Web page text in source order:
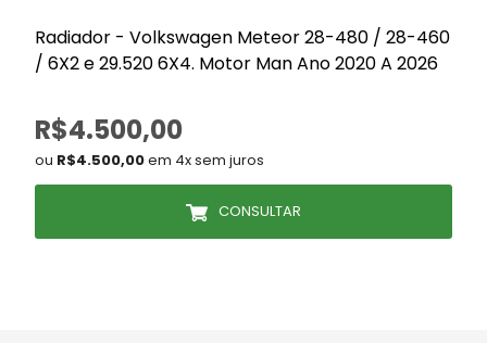
Radiador - Volkswagen Meteor 28-480 / 28-460
/ 6X2 e 29.520 6X4. Motor Man Ano 2020 A 2026
R$4.500,00
ou R$4.500,00em 4x sem juros
CONSULTAR